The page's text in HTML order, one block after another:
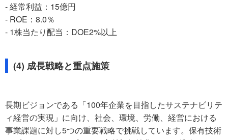
- 経常利益：15億円
- ROE：8.0％
- 1株当たり配当：DOE2%以上
(4) 成長戦略と重点施策
長期ビジョンである「100年企業を目指したサステナビリテ
ィ経営の実現」に向け、社会、環境、労働、経営における
事業課題に対し5つの重要戦略で挑戦しています。保有技術